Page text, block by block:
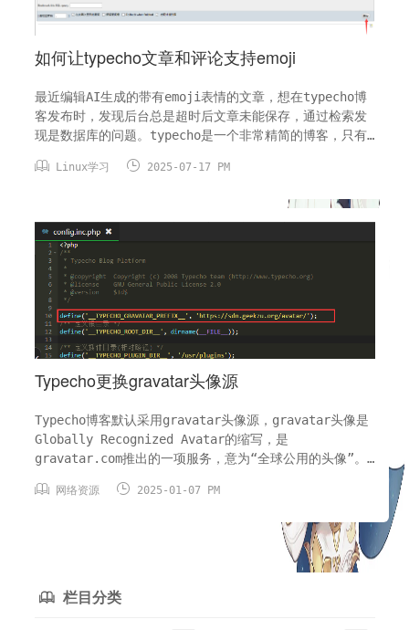
如何让typecho文章和评论支持emoji
最近编辑AI生成的带有emoji表情的文章，想在typecho博
客发布时，发现后台总是超时后文章未能保存，通过检索发
现是数据库的问题。typecho是一个非常精简的博客，只有
utf8mb4（utf8mb4编码只有在PHP5.5以后才支持）。我们
 Linux学习  2025-07-17 PM
Typecho更换gravatar头像源
Typecho博客默认采用gravatar头像源，gravatar头像是
Globally Recognized Avatar的缩写，是
gravatar.com推出的一项服务，意为“全球公用的头像”。
使用gravatar。但是该头像源在国内被禁用访问，导致博客
 网络资源  2025-01-07 PM
 栏目分类